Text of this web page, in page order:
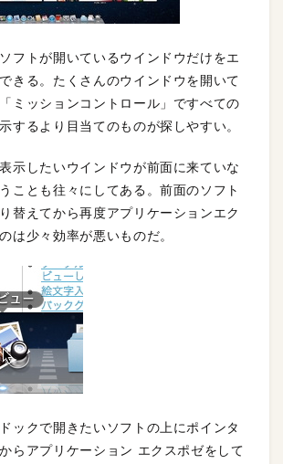
フトが開いているウインドウだけをエ
きる。たくさんのウインドウを開いて
ミッションコントロール」ですべての
するより目当てのものが探しやすい。
示したいウインドウが前面に来ていな
ことも往々にしてある。前面のソフト
替えてから再度アプリケーションエク
は少々効率が悪いものだ。
ックで開きたいソフトの上にポインタ
らアプリケーション エクスポゼをして